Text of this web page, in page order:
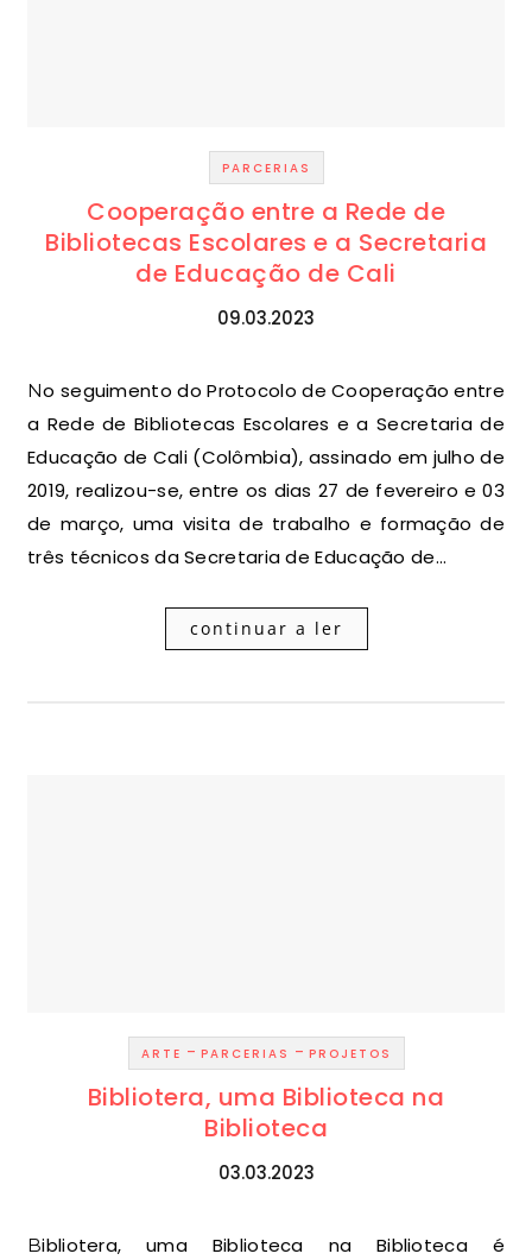
PARCERIAS
Cooperação entre a Rede de
Bibliotecas Escolares e a Secretaria
de Educação de Cali
09.03.2023
No seguimento do Protocolo de Cooperação entre
a Rede de Bibliotecas Escolares e a Secretaria de
Educação de Cali (Colômbia), assinado em julho de
2019, realizou-se, entre os dias 27 de fevereiro e 03
de março, uma visita de trabalho e formação de
três técnicos da Secretaria de Educação de…
continuar a ler
ARTE - PARCERIAS - PROJETOS
Bibliotera, uma Biblioteca na
Biblioteca
03.03.2023
Bibliotera, uma Biblioteca na Biblioteca é